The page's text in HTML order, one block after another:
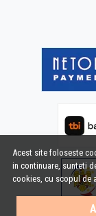
Acest site foloseste
in continuare, sunteti
cookies, cu scopul de